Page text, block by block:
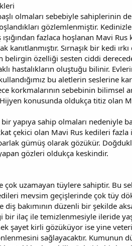
olmaları sebebiyle sahiplerinin
gözlemlenmiştir.
fazlaca hoşlanan Mavi
kanıtlanmıştır. Sırnaşık bir kedi
belirgin özelliği sesten ciddi
hastalıkların oluştuğu bilinir.
bu aletlerin seslerine
korkmalarının sebebinin bilimsel
Hijyen konusunda oldukça titiz olan
yapıya sahip olmaları nedeniyle
çekici olan Mavi Rus kedileri
gümüş olarak gözükür.
gözleri oldukça keskindir.
çok uzamayan tüylere sahiptir. Bu
mevsim geçişlerinde çok tüy
diş bakımının düzenli bir şekilde
ilaç ile temizlenmesiyle ileride
şayet kirli gözüküyor ise yine
sağlayacaktır.